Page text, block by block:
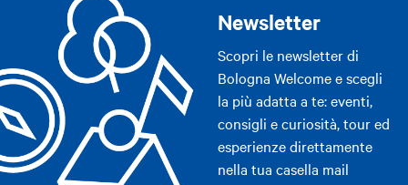
Newsletter
Scopri le newsletter di
Bologna Welcome e scegli
la più adatta a te: eventi,
consigli e curiosità, tour ed
esperienze direttamente
nella tua casella mail